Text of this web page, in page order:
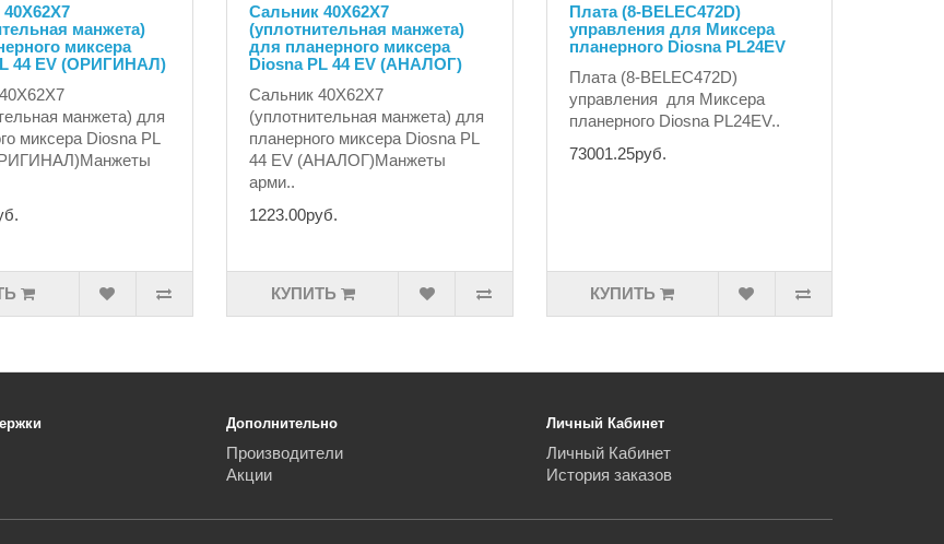
манжета)
миксера
44 EV (ОРИГИНАЛ)
манжета) для
миксера Diosna PL
Сальник 40Х62Х7
(уплотнительная манжета)
для планерного миксера
Diosna PL 44 EV (АНАЛОГ)
Сальник 40Х62Х7
(уплотнительная манжета) для
планерного миксера Diosna PL
44 EV (АНАЛОГ)Манжеты
арми..
1223.00руб.
КУПИТЬ
Плата (8-BELEC472D)
управления для Миксера
планерного Diosna PL24EV
Плата (8-BELEC472D)
управления для Миксера
планерного Diosna PL24EV..
73001.25руб.
КУПИТЬ
Дополнительно
Производители
Акции
Личный Кабинет
Личный Кабинет
История заказов